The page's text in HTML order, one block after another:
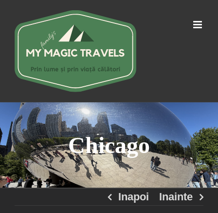
content
Chicago
Inapoi Inainte